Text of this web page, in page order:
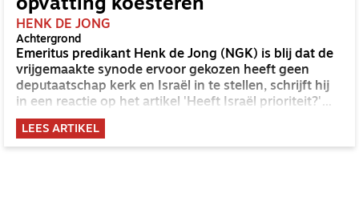
opvatting koesteren
HENK DE JONG
Achtergrond
Emeritus predikant Henk de Jong (NGK) is blij dat de
vrijgemaakte synode ervoor gekozen heeft geen
deputaatschap kerk en Israël in te stellen, schrijft hij
in een reactie op het artikel 'Heeft Israël prioriteit?'
van Erik de Boer in OnderWeg nr. 3.
LEES ARTIKEL